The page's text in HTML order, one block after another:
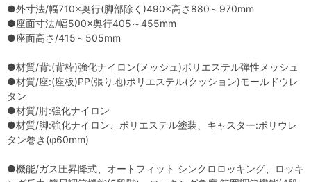
●外寸法/幅710×奥行(脚部除く)490×高さ880～970mm
●座面寸法/幅500×奥行405～455mm
●座面高さ/415～505mm
●材質/背:(背枠)強化ナイロン(メッシュ)ポリエステル弾性メッシュ
●材質/座:(座板)PP(張り地)ポリエステル(クッション)モールドウレ
タン
●材質/肘:強化ナイロン
●材質/脚:強化ナイロン、ポリエステル塗装、キャスター:ポリウレ
タン巻き(φ60mm)
●機能/ガス圧昇降式、オートフィット シンクロロッキング、ロッキ